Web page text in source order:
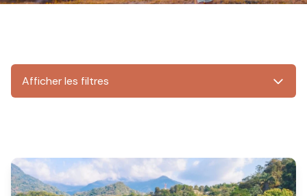
Afficher les filtres